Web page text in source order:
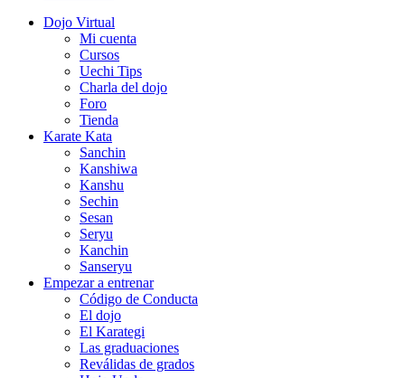
Dojo Virtual
Mi cuenta
Cursos
Uechi Tips
Charla del dojo
Foro
Tienda
Karate Kata
Sanchin
Kanshiwa
Kanshu
Sechin
Sesan
Seryu
Kanchin
Sanseryu
Empezar a entrenar
Código de Conducta
El dojo
El Karategi
Las graduaciones
Reválidas de grados